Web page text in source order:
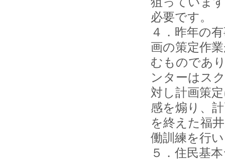
必要です。
４．昨年の
画の策定作
むものであ
ンターはス
対し計画策
感を煽り、
を終えた福
働訓練を行
５．住民基